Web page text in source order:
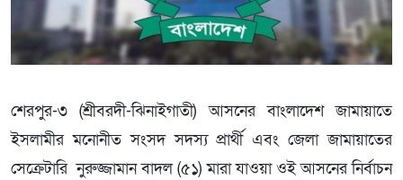
শেরপুর-৩ (শ্রীবরদী-ঝিনাইগাতী) আসনের বাংলাদেশ জামায়াতে
ইসলামীর মনোনীত সংসদ সদস্য প্রার্থী এবং জেলা জামায়াতের
সেক্রেটারি নুরুজ্জামান বাদল (৫১) মারা যাওয়া ওই আসনের নির্বাচন